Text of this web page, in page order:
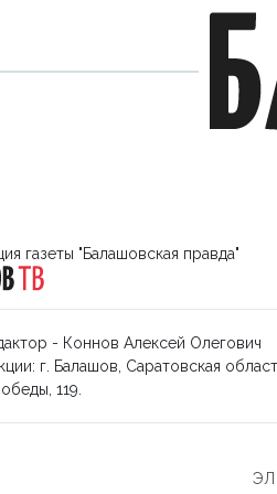
газеты "Балашовская правда"
- Коннов Алексей Олегович
г. Балашов, Саратовская
119.
ЭЛ